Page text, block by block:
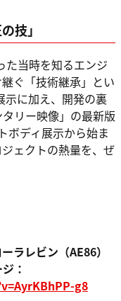
技」
た当時を知るエンジ
ぐ「技術継承」とい
示に加え、開発の裏
リー映像」の最新版
ボディ展示から始ま
ェクトの熱量を、ぜ
レビン（AE86）
：
g8